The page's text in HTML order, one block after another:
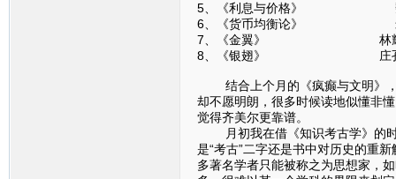
5、《利息与价格》 魏
6、《货币均衡论》 米
7、《金翼》 林耀
8、《银翅》 庄孔
结合上个月的《疯癫与文明》，
却不愿明朗，很多时候读地似懂非
觉得齐美尔更靠谱。
月初我在借《知识考古学》的时
是“考古”二字还是书中对历史的重
多著名学者只能被称之为思想家，